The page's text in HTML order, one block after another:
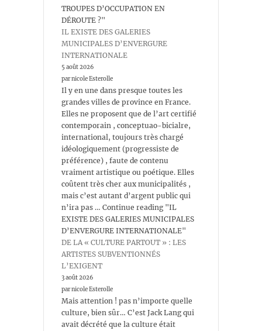
TROUPES D’OCCUPATION EN
DÉROUTE ?"
IL EXISTE DES GALERIES
MUNICIPALES D’ENVERGURE
INTERNATIONALE
5 août 2026
par nicole Esterolle
Il y en une dans presque toutes les
grandes villes de province en France.
Elles ne proposent que de l’art certifié
contemporain , conceptuao-bicialre,
international, toujours très chargé
idéologiquement (progressiste de
préférence) , faute de contenu
vraiment artistique ou poétique. Elles
coûtent très cher aux municipalités ,
mais c’est autant d’argent public qui
n’ira pas … Continue reading "IL
EXISTE DES GALERIES MUNICIPALES
D’ENVERGURE INTERNATIONALE"
DE LA « CULTURE PARTOUT » : LES
ARTISTES SUBVENTIONNÉS
L’EXIGENT
3 août 2026
par nicole Esterolle
Mais attention ! pas n’importe quelle
culture, bien sûr… C’est Jack Lang qui
avait décrété que la culture était